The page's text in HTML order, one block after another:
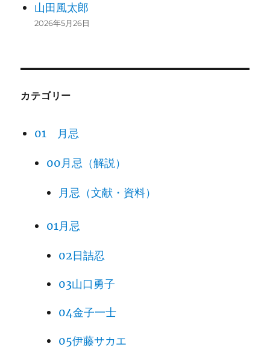
山田風太郎
2026年5月26日
カテゴリー
01 月忌
00月忌（解説）
月忌（文献・資料）
01月忌
02日詰忍
03山口勇子
04金子一士
05伊藤サカエ